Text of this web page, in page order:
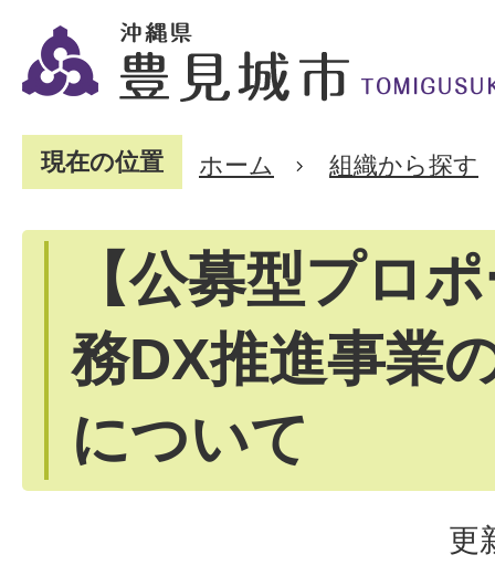
現在の位置 ホーム 組織から探す
【公募型プロ
務DX推進事業
について
更